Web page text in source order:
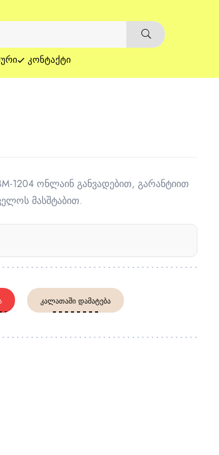
ᲙᲝᲜᲢᲐᲥᲢᲘ
1204 ონლაინ განვადებით, გარანტიით
მასშტაბით.
ᲙᲐᲚᲐᲗᲐᲨᲘ ᲓᲐᲛᲐᲢᲔᲑᲐ